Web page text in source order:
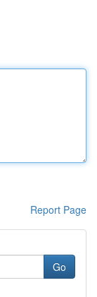
Report Page
Go